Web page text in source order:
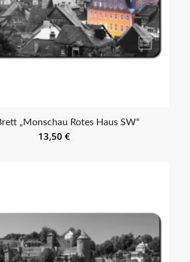
„Monschau Rotes Haus SW“
13,50€